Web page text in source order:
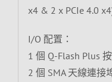
x4 & 2 x PCIe 4.0
I/O 配置：
1 個 Q-Flash Plus
2 個 SMA 天線連接